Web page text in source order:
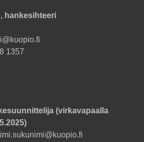
hankesihteeri
1357
(virkavapaalla